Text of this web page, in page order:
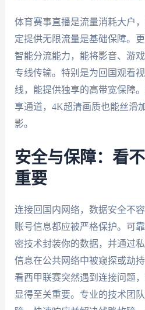
体育赛事直播是流量消耗大户
定提供无限流量是基础保障。
智能分流能力，能将影音、游
专线传输。特别是为回国观看
线，能提供独享的高带宽保障
享通道，4K超清画质也能丝滑
影。
安全与保障：看
重要
连接回国内网络，数据安全不
账号信息都应被严格保护。可
密技术封装你的数据，并通过
信息在公共网络中被窥探或劫
看西甲联赛突然遇到连接问题
显得至关重要。专业的技术团